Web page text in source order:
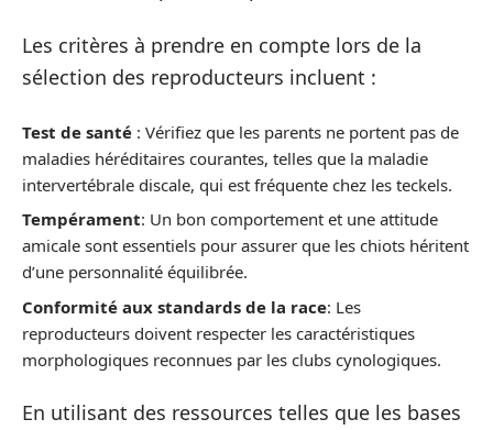
Les critères à prendre en compte lors de la
sélection des reproducteurs incluent :
Test de santé : Vérifiez que les parents ne portent pas de
maladies héréditaires courantes, telles que la maladie
intervertébrale discale, qui est fréquente chez les teckels.
Tempérament: Un bon comportement et une attitude
amicale sont essentiels pour assurer que les chiots héritent
d’une personnalité équilibrée.
Conformité aux standards de la race: Les
reproducteurs doivent respecter les caractéristiques
morphologiques reconnues par les clubs cynologiques.
En utilisant des ressources telles que les bases